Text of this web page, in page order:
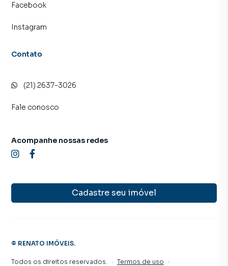
Facebook
Instagram
Contato
(21) 2637-3026
Fale conosco
Cadastre seu imóvel
Acompanhe nossas redes
© RENATO IMÓVEIS.
Todos os direitos reservados. · Termos de uso ·